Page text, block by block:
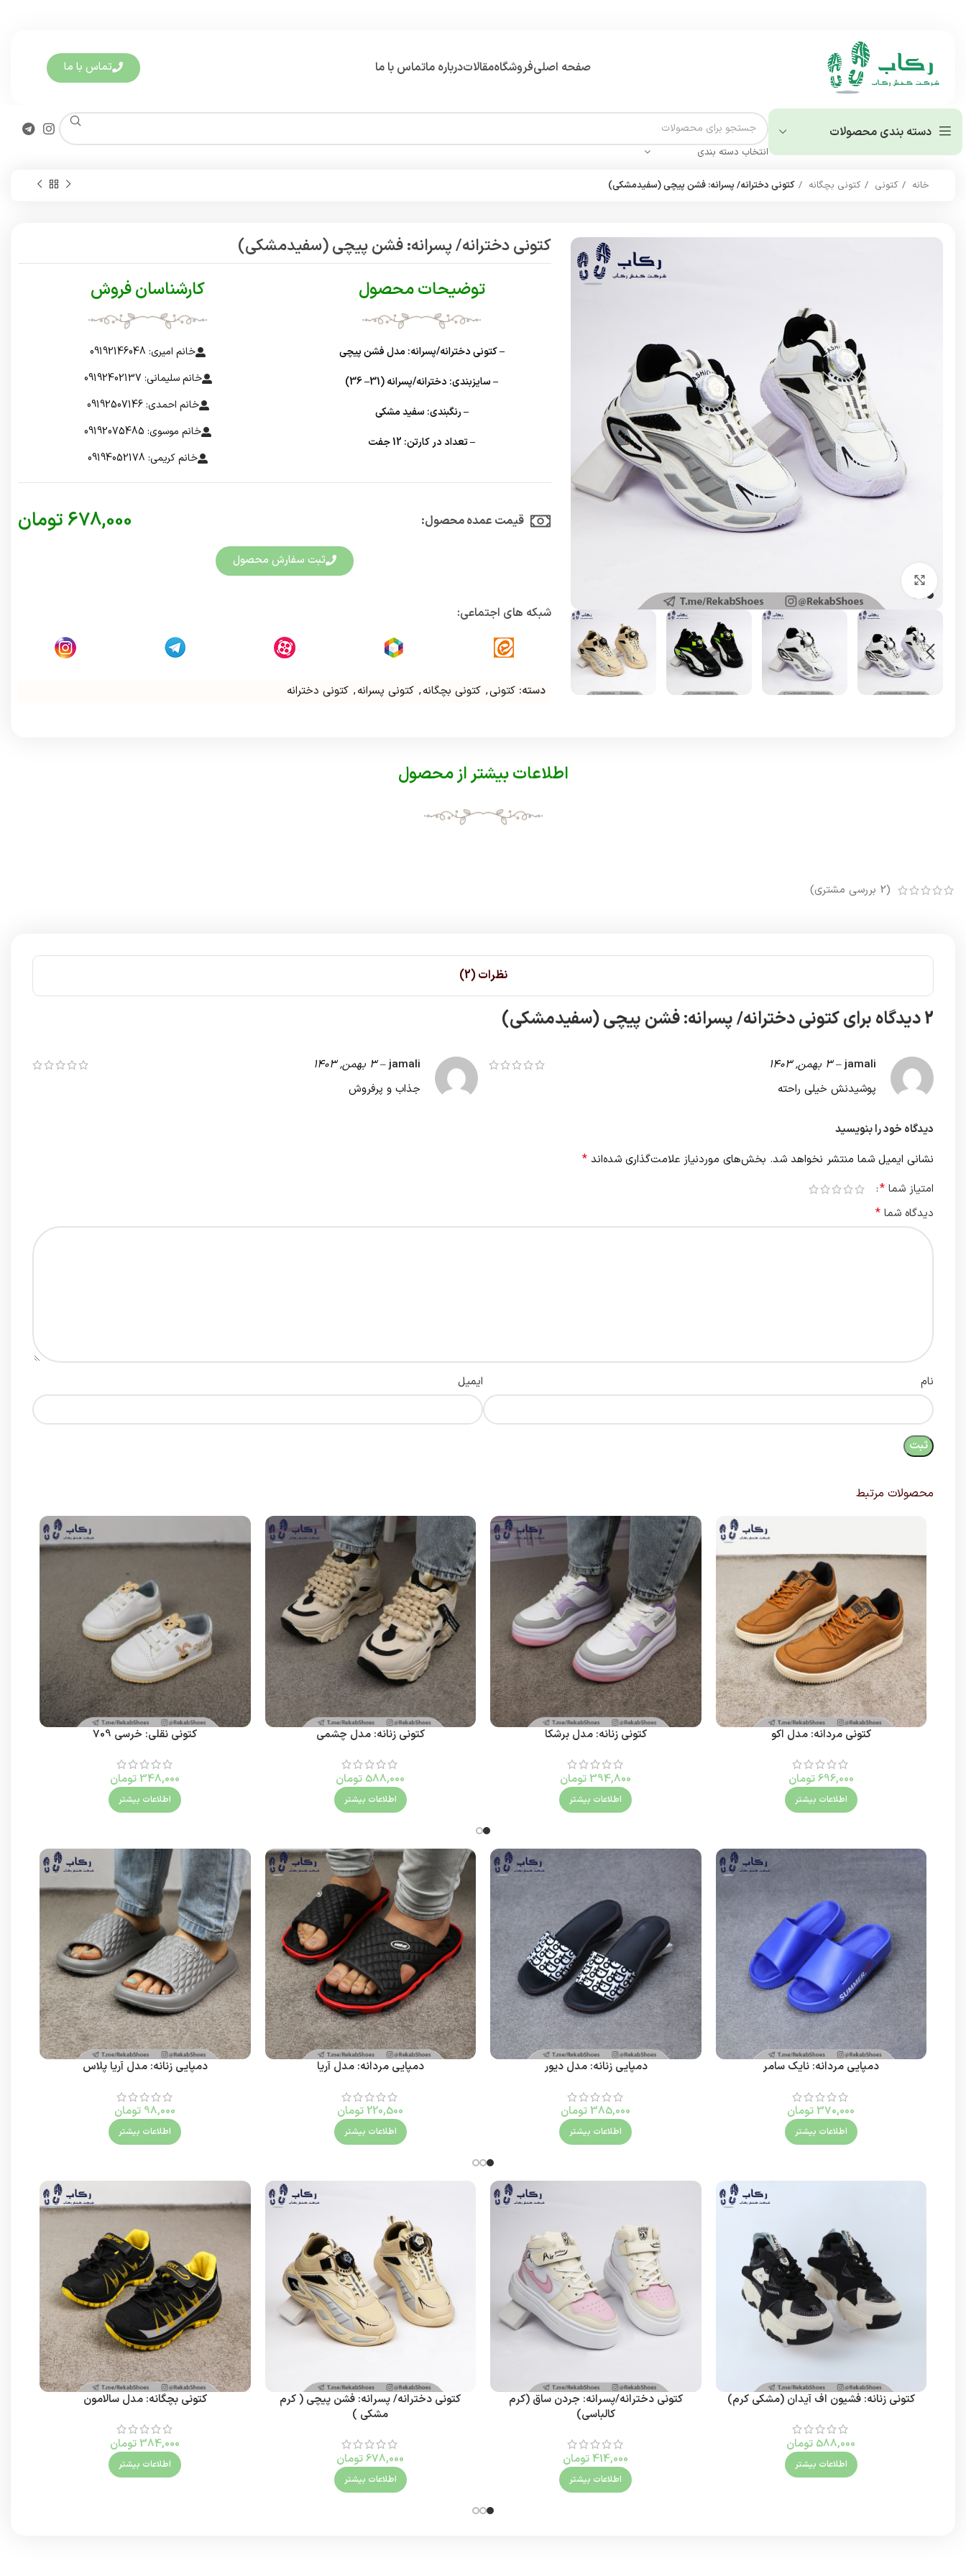
صفحه اصلیفروشگاهمقالاتدرباره ماتماس با ما تماس با ما
دسته بندی محصولات
انتخاب دسته بندی
خانه کتونی کتونی بچگانه کتونی دخترانه/ پسرانه: فشن پیچی (سفیدمشکی)
کتونی دخترانه/ پسرانه: فشن پیچی (سفیدمشکی)
توضیحات محصول
– کتونی دخترانه/پسرانه: مدل فشن پیچی
– سایزبندی: دخترانه/پسرانه (31– 36)
– رنگبندی: سفید مشکی
– تعداد در کارتن: 12 جفت
کارشناسان فروش
خانم امیری: 09192146048
خانم سلیمانی: 09192402137
خانم احمدی: 09192507146
خانم موسوی: 09192075485
خانم کریمی: 09194052178
قیمت عمده محصول:​ 678,000تومان
ثبت سفارش محصول
شبکه های اجتماعی:
دسته: کتونی, کتونی بچگانه, کتونی پسرانه, کتونی دخترانه
اطلاعات بیشتر از محصول
(
2 بررسی مشتری)
نظرات (2)
2 دیدگاه برای کتونی دخترانه/ پسرانه: فشن پیچی (سفیدمشکی)
jamali
– 3 بهمن, 1403
پوشیدنش خیلی راحته
jamali
– 3 بهمن, 1403
جذاب و پرفروش
دیدگاه خود را بنویسید
نشانی ایمیل شما منتشر نخواهد شد. بخش‌های موردنیاز علامت‌گذاری شده‌اند *
امتیاز شما *
دیدگاه شما *
نام ایمیل
محصولات مرتبط
کتونی مردانه: مدل اکو
696,000تومان
اطلاعات بیشتر
کتونی زنانه: مدل برشکا
394,800 تومان
اطلاعات بیشتر
کتونی زنانه: مدل چشمی
588,000 تومان
اطلاعات بیشتر
کتونی نقلی: خرسی 709
348,000 تومان
اطلاعات بیشتر
دمپایی مردانه: نایک سامر
370,000 تومان
اطلاعات بیشتر
دمپایی زنانه: مدل دیور
385,000 تومان
اطلاعات بیشتر
دمپایی مردانه: مدل آریا
220,500 تومان
اطلاعات بیشتر
دمپایی زنانه: مدل آریا پلاس
98,000 تومان
اطلاعات بیشتر
کتونی زنانه: فشیون اف آیدان (مشکی کرم)
588,000 تومان
اطلاعات بیشتر
کتونی دخترانه/پسرانه: جردن ساق (کرم
کالباسی)
414,000 تومان
اطلاعات بیشتر
کتونی دخترانه/ پسرانه: فشن پیچی ( کرم
مشکی )
678,000تومان
اطلاعات بیشتر
کتونی بچگانه: مدل سالامون
384,000 تومان
اطلاعات بیشتر